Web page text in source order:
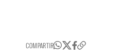
COMPARTIR